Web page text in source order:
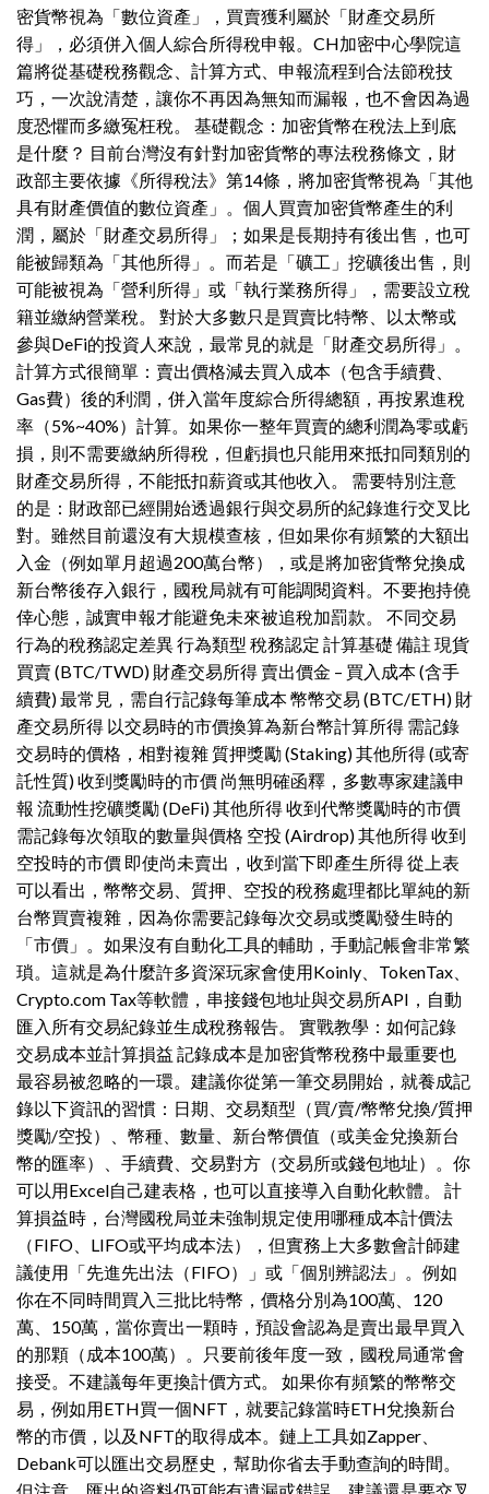
密貨幣視為「數位資產」，買賣獲利屬於「財產交易所
得」，必須併入個人綜合所得稅申報。CH加密中心學院這
篇將從基礎稅務觀念、計算方式、申報流程到合法節稅技
巧，一次說清楚，讓你不再因為無知而漏報，也不會因為過
度恐懼而多繳冤枉稅。 基礎觀念：加密貨幣在稅法上到底
是什麼？ 目前台灣沒有針對加密貨幣的專法稅務條文，財
政部主要依據《所得稅法》第14條，將加密貨幣視為「其他
具有財產價值的數位資產」。個人買賣加密貨幣產生的利
潤，屬於「財產交易所得」；如果是長期持有後出售，也可
能被歸類為「其他所得」。而若是「礦工」挖礦後出售，則
可能被視為「營利所得」或「執行業務所得」，需要設立稅
籍並繳納營業稅。 對於大多數只是買賣比特幣、以太幣或
參與DeFi的投資人來說，最常見的就是「財產交易所得」。
計算方式很簡單：賣出價格減去買入成本（包含手續費、
Gas費）後的利潤，併入當年度綜合所得總額，再按累進稅
率（5%~40%）計算。如果你一整年買賣的總利潤為零或虧
損，則不需要繳納所得稅，但虧損也只能用來抵扣同類別的
財產交易所得，不能抵扣薪資或其他收入。 需要特別注意
的是：財政部已經開始透過銀行與交易所的紀錄進行交叉比
對。雖然目前還沒有大規模查核，但如果你有頻繁的大額出
入金（例如單月超過200萬台幣），或是將加密貨幣兌換成
新台幣後存入銀行，國稅局就有可能調閱資料。不要抱持僥
倖心態，誠實申報才能避免未來被追稅加罰款。 不同交易
行為的稅務認定差異 行為類型 稅務認定 計算基礎 備註 現貨
買賣 (BTC/TWD) 財產交易所得 賣出價金 – 買入成本 (含手
續費) 最常見，需自行記錄每筆成本 幣幣交易 (BTC/ETH) 財
產交易所得 以交易時的市價換算為新台幣計算所得 需記錄
交易時的價格，相對複雜 質押獎勵 (Staking) 其他所得 (或寄
託性質) 收到獎勵時的市價 尚無明確函釋，多數專家建議申
報 流動性挖礦獎勵 (DeFi) 其他所得 收到代幣獎勵時的市價
需記錄每次領取的數量與價格 空投 (Airdrop) 其他所得 收到
空投時的市價 即使尚未賣出，收到當下即產生所得 從上表
可以看出，幣幣交易、質押、空投的稅務處理都比單純的新
台幣買賣複雜，因為你需要記錄每次交易或獎勵發生時的
「市價」。如果沒有自動化工具的輔助，手動記帳會非常繁
瑣。這就是為什麼許多資深玩家會使用Koinly、TokenTax、
Crypto.com Tax等軟體，串接錢包地址與交易所API，自動
匯入所有交易紀錄並生成稅務報告。 實戰教學：如何記錄
交易成本並計算損益 記錄成本是加密貨幣稅務中最重要也
最容易被忽略的一環。建議你從第一筆交易開始，就養成記
錄以下資訊的習慣：日期、交易類型（買/賣/幣幣兌換/質押
獎勵/空投）、幣種、數量、新台幣價值（或美金兌換新台
幣的匯率）、手續費、交易對方（交易所或錢包地址）。你
可以用Excel自己建表格，也可以直接導入自動化軟體。 計
算損益時，台灣國稅局並未強制規定使用哪種成本計價法
（FIFO、LIFO或平均成本法），但實務上大多數會計師建
議使用「先進先出法（FIFO）」或「個別辨認法」。例如
你在不同時間買入三批比特幣，價格分別為100萬、120
萬、150萬，當你賣出一顆時，預設會認為是賣出最早買入
的那顆（成本100萬）。只要前後年度一致，國稅局通常會
接受。不建議每年更換計價方式。 如果你有頻繁的幣幣交
易，例如用ETH買一個NFT，就要記錄當時ETH兌換新台
幣的市價，以及NFT的取得成本。鏈上工具如Zapper、
Debank可以匯出交易歷史，幫助你省去手動查詢的時間。
但注意，匯出的資料仍可能有遺漏或錯誤，建議還是要交叉